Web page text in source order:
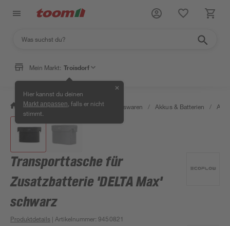
Mein Markt: Troisdorf
Hier kannst du deinen
Markt anpassen , falls er nicht
stimmt.
✕
/ Wohnen & Haushalt / Haushaltswaren / Akkus & Batterien /
Transporttasche für
Zusatzbatterie 'DELTA Max'
schwarz
Produktdetails | Artikelnummer:9450821